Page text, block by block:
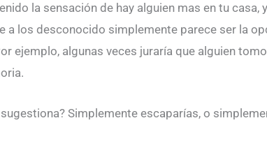
la sensación de hay alguien mas en tu casa,
a los desconocido simplemente parece ser la
ejemplo, algunas veces juraría que alguien
Simplemente escaparías, o